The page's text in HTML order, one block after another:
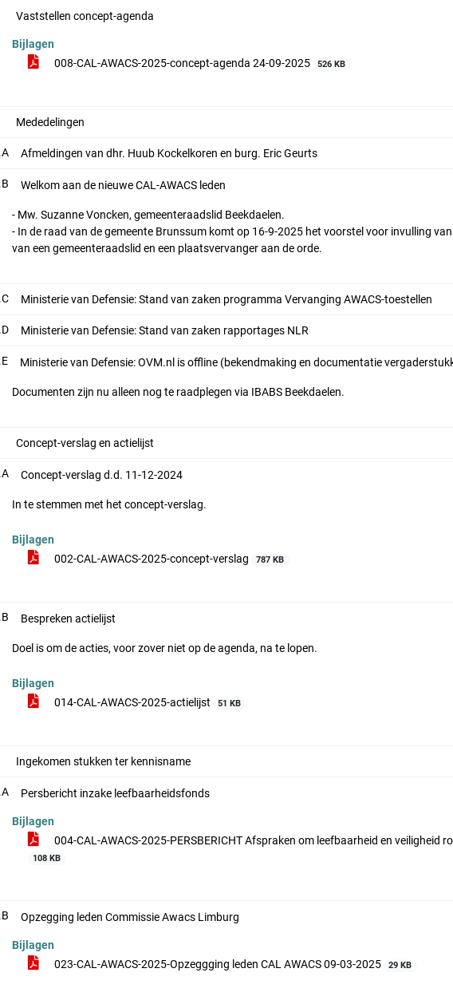
Vaststellen concept-agenda
Bijlagen
008-CAL-AWACS-2025-concept-agenda 24-09-2025
526 KB
Mededelingen
Afmeldingen van dhr. Huub Kockelkoren en burg. Eric Geurts
Welkom aan de nieuwe CAL-AWACS leden
- Mw. Suzanne Voncken, gemeenteraadslid Beekdaelen.
- In de raad van de gemeente Brunssum komt op 16-9-2025 het voorstel voor invulling
van een gemeenteraadslid en een plaatsvervanger aan de orde.
Ministerie van Defensie: Stand van zaken programma Vervanging AWACS-toestellen
Ministerie van Defensie: Stand van zaken rapportages NLR
Ministerie van Defensie: OVM.nl is offline (bekendmaking en documentatie
Documenten zijn nu alleen nog te raadplegen via IBABS Beekdaelen.
Concept-verslag en actielijst
Concept-verslag d.d. 11-12-2024
In te stemmen met het concept-verslag.
Bijlagen
002-CAL-AWACS-2025-concept-verslag
787 KB
Bespreken actielijst
Doel is om de acties, voor zover niet op de agenda, na te lopen.
Bijlagen
014-CAL-AWACS-2025-actielijst
51 KB
Ingekomen stukken ter kennisname
Persbericht inzake leefbaarheidsfonds
Bijlagen
004-CAL-AWACS-2025-PERSBERICHT Afspraken om leefbaarheid en veiligheid
108 KB
Opzegging leden Commissie Awacs Limburg
Bijlagen
023-CAL-AWACS-2025-Opzeggging leden CAL AWACS 09-03-2025
29 KB